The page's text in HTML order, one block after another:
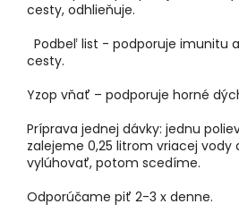
cesty, odhlieňuje.
Podbeľ list - podporuje imunitu
cesty.
Yzop vňať – podporuje horné
Príprava jednej dávky: jednu
zalejeme 0,25 litrom vriacej vody
vylúhovať, potom scedíme.
Odporúčame piť 2-3 x denne.